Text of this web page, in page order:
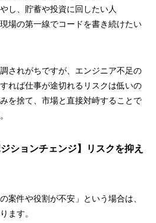
し、貯蓄や投資に回したい人
場の第一線でコードを書き続けたい
されがちですが、エンジニア不足の
れば仕事が途切れるリスクは低いの
を捨て、市場と直接対峙することで
ションチェンジ】リスクを抑え
案件や役割が不安」という場合は、
ます。